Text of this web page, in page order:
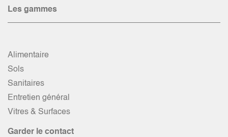
Les gammes
Alimentaire
Sols
Sanitaires
Entretien général
Vitres & Surfaces
Garder le contact